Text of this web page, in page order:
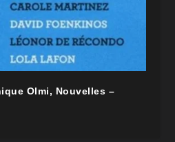
Olmi, Nouvelles –